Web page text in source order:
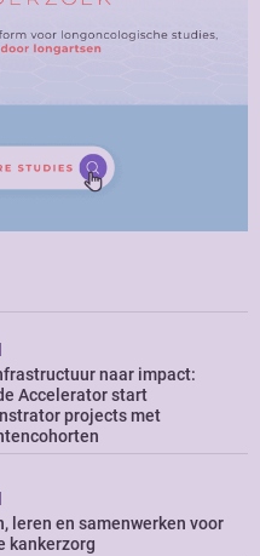
naar impact:
Accelerator start
projects met
leren en samenwerken voor
kankerzorg